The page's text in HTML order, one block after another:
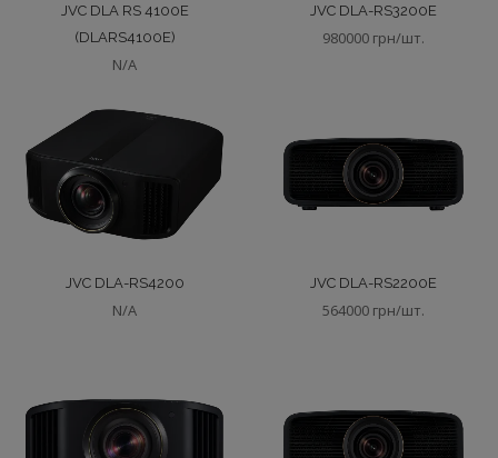
JVC DLA RS 4100E
(DLARS4100E)
N/A
JVC DLA-RS3200E
980000 грн/шт.
JVC DLA-RS4200
N/A
JVC DLA-RS2200E
564000 грн/шт.